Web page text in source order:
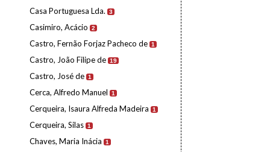
Casa Portuguesa Lda. 3
Casimiro, Acácio 2
Castro, Fernão Forjaz Pacheco de 1
Castro, João Filipe de 19
Castro, José de 1
Cerca, Alfredo Manuel 1
Cerqueira, Isaura Alfreda Madeira 1
Cerqueira, Silas 1
Chaves, Maria Inácia 1